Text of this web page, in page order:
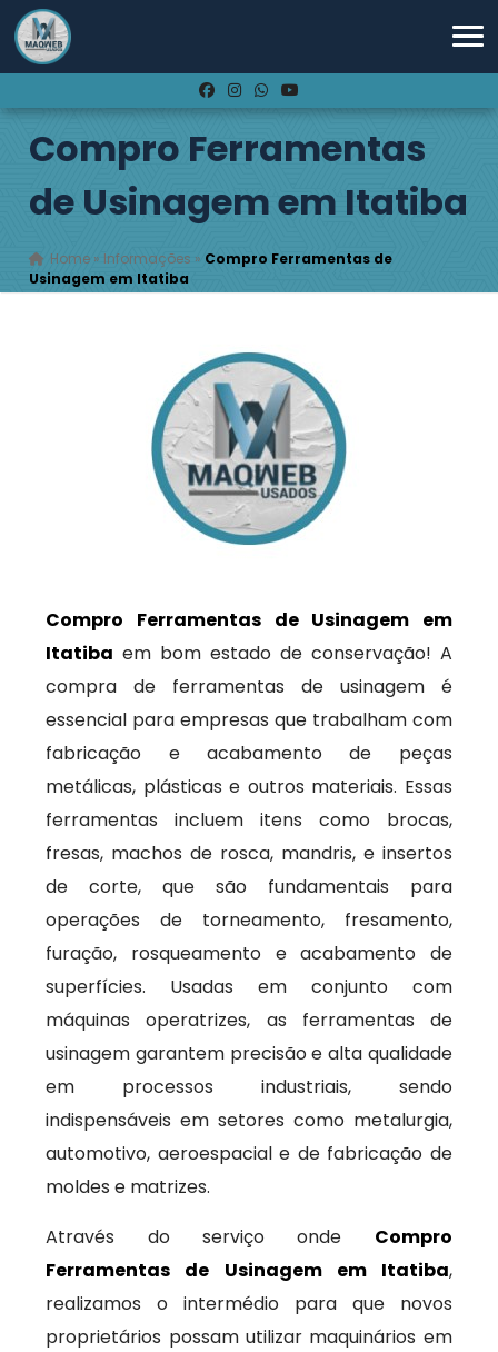
Compro Ferramentas
de Usinagem em Itatiba
Home » Informações » Compro Ferramentas de
Usinagem em Itatiba
Compro Ferramentas de Usinagem em
Itatiba em bom estado de conservação! A
compra de ferramentas de usinagem é
essencial para empresas que trabalham com
fabricação e acabamento de peças
metálicas, plásticas e outros materiais. Essas
ferramentas incluem itens como brocas,
fresas, machos de rosca, mandris, e insertos
de corte, que são fundamentais para
operações de torneamento, fresamento,
furação, rosqueamento e acabamento de
superfícies. Usadas em conjunto com
máquinas operatrizes, as ferramentas de
usinagem garantem precisão e alta qualidade
em processos industriais, sendo
indispensáveis em setores como metalurgia,
automotivo, aeroespacial e de fabricação de
moldes e matrizes.
Através do serviço onde Compro
Ferramentas de Usinagem em Itatiba,
realizamos o intermédio para que novos
proprietários possam utilizar maquinários em